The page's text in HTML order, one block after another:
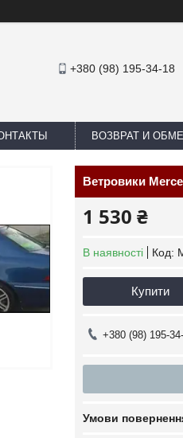
+380 (98) 195-34-18
ВОЗВРАТ И
Ветровики
1 530 ₴
В наявності Код:
Купити
+380 (98) 195-